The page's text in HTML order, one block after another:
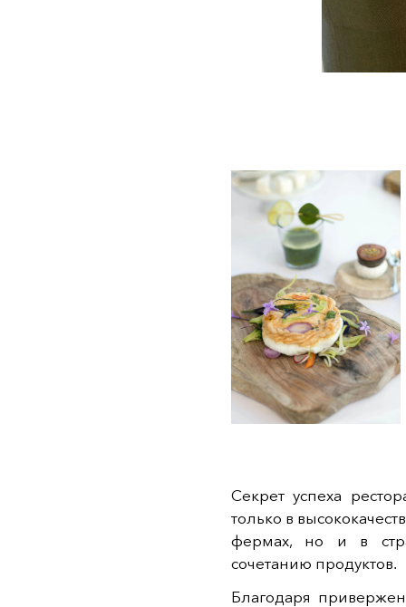
Секрет успеха
только в
фермах, но и в
сочетанию продуктов.
Благодаря